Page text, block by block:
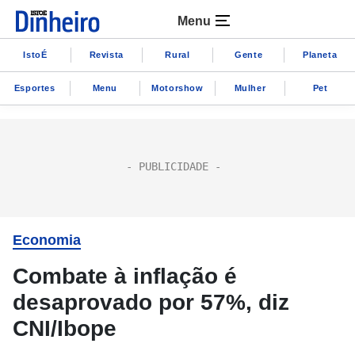
Menu
IstoÉ Revista Rural Gente Planeta
Esportes Menu Motorshow Mulher Pet
Economia
Combate à inflação é
desaprovado por 57%, diz
CNI/Ibope